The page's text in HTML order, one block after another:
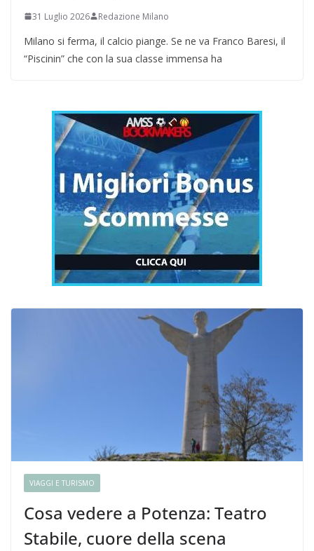
31 Luglio 2026 Redazione Milano
Milano si ferma, il calcio piange. Se ne va Franco Baresi, il
“Piscinin” che con la sua classe immensa ha
VIAGGI E TURISMO
Cosa vedere a Potenza: Teatro
Stabile, cuore della scena